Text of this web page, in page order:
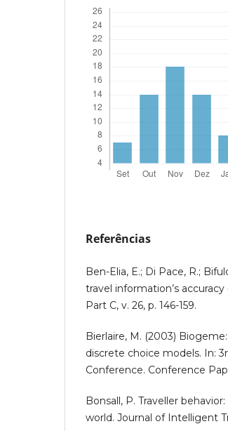
Referências
Ben-Elia, E.; Di Pace, R.;
travel information’s
Part C, v. 26, p. 146-159.
Bierlaire, M. (2003)
discrete choice models. In:
Conference. Conference
Bonsall, P. Traveller
world. Journal of Intelligent